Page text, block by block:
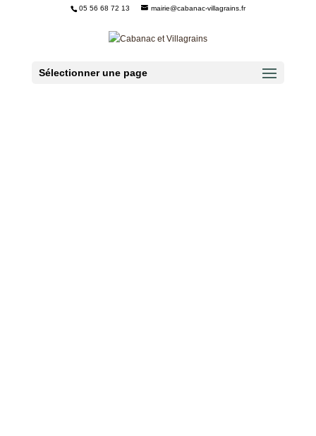
05 56 68 72 13 mairie@cabanac-villagrains.fr
Sélectionner une page